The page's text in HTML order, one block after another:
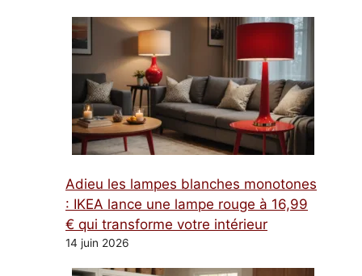
Adieu les lampes blanches monotones
: IKEA lance une lampe rouge à 16,99
€ qui transforme votre intérieur
14 juin 2026